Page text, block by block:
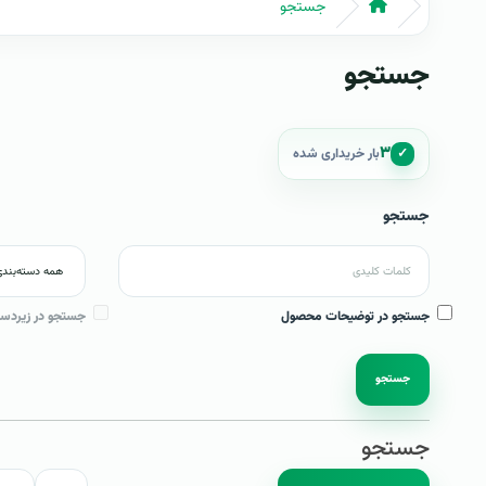
جستجو
جستجو
✓ ۳بار خریداری شده
جستجو
جستجو در توضیحات محصول جستجو در
جستجو
جستجو